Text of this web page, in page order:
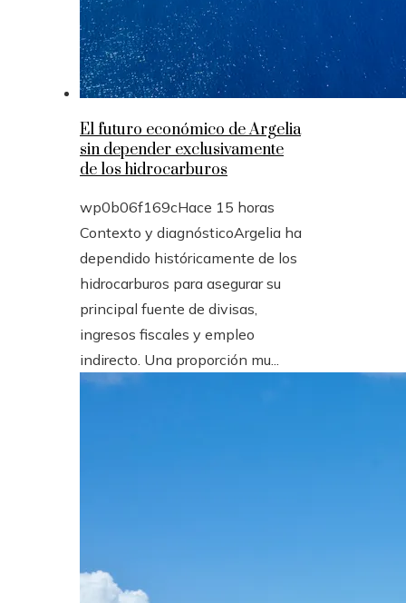
El futuro económico de Argelia
sin depender exclusivamente
de los hidrocarburos
wp0b06f169cHace 15 horas
Contexto y diagnósticoArgelia ha
dependido históricamente de los
hidrocarburos para asegurar su
principal fuente de divisas,
ingresos fiscales y empleo
indirecto. Una proporción mu...